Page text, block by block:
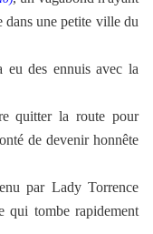
dans une petite ville du
eu des ennuis avec la
quitter la route pour
de devenir honnête
par Lady Torrence
qui tombe rapidement